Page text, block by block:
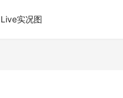
Live实况图